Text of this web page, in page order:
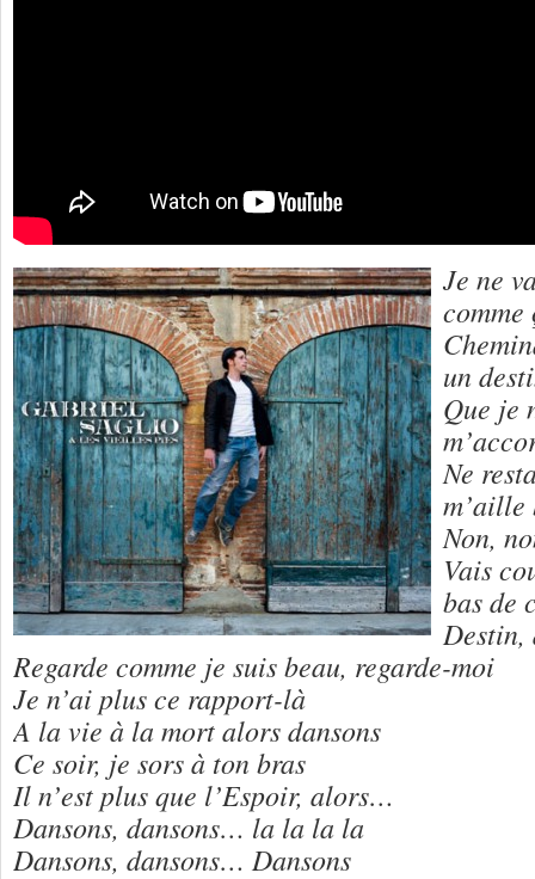
Je ne
comme
un
Que je
Ne
m’aille
Non,
Vais
bas de
Destin,
Regarde comme je suis beau, regarde-moi
Je n’ai plus ce rapport-là
A la vie à la mort alors dansons
Ce soir, je sors à ton bras
Il n’est plus que l’Espoir, alors…
Dansons, dansons… la la la la
Dansons, dansons… Dansons